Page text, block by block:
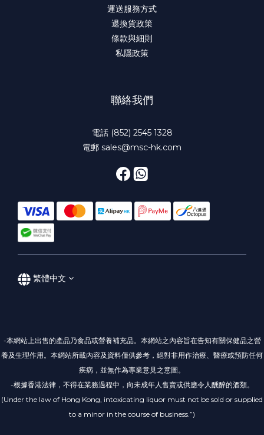
運送服務方式
退換貨政策
條款與細則
私隱政策
聯絡我們
電話 (852) 2545 1328
電郵 sales@msc-hk.com
繁體中文
-本網站上出售的產品乃食品或營養補充品。本網站之內容旨在告知有關保健品之營
養及生理作用。本網站所載內容及資料僅供參考，絕對非用作治療、醫療或預防任何
疾病，並無作為專業意見之意圖。
-根據香港法律，不得在業務過程中，向未成年人售賣或供應令人醺醉的酒類。
(Under the law of Hong Kong, intoxicating liquor must not be sold or supplied
to a minor in the course of business.”)